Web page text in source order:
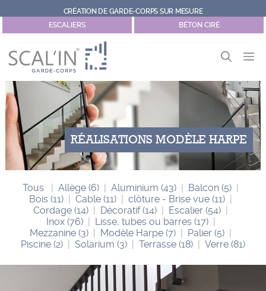
au
contenu
CRÉATION DE GARDE-CORPS SUR MESURE
ESCALIERS
BÉTON CIRÉ
RÉALISATIONS MODÈLE HARPE
Tous Allège (6) Aluminium (43) Balcon (5)
Bois (11) Cable (11) clôture - Brise vue (11)
Cordage (14) Décoratif(14) Escalier (54)
Inox (76) Lisse, tubes ou barres (17)
Mezzanine (3) Modèle Harpe (7) Palier (5)
Piscine (2) Solarium (3) Terrasse (18) Verre (81)